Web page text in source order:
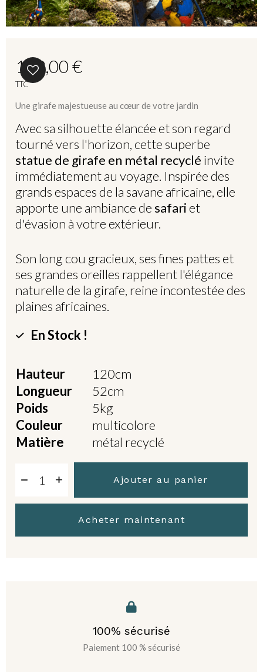
189,00 €
TTC
Une girafe majestueuse au cœur de votre jardin
Avec sa silhouette élancée et son regard
tourné vers l'horizon, cette superbe
statue de girafe en métal recyclé invite
immédiatement au voyage. Inspirée des
grands espaces de la savane africaine, elle
apporte une ambiance desafariet
d'évasion à votre extérieur.
Son long cou gracieux, ses fines pattes et
ses grandes oreilles rappellent l'élégance
naturelle de la girafe, reine incontestée des
plaines africaines.
En Stock !
Hauteur
120cm
Longueur
52cm
Poids
5kg
Couleur
multicolore
Matière
métal recyclé
Ajouter au panier
Acheter maintenant
100% sécurisé
Paiement 100 % sécurisé